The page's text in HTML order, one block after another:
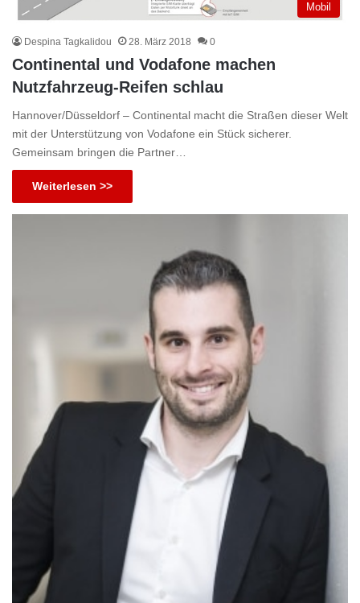
Mobil
Despina Tagkalidou 28. März 2018 0
Continental und Vodafone machen
Nutzfahrzeug-Reifen schlau
Hannover/Düsseldorf – Continental macht die Straßen dieser Welt
mit der Unterstützung von Vodafone ein Stück sicherer.
Gemeinsam bringen die Partner…
Weiterlesen >>